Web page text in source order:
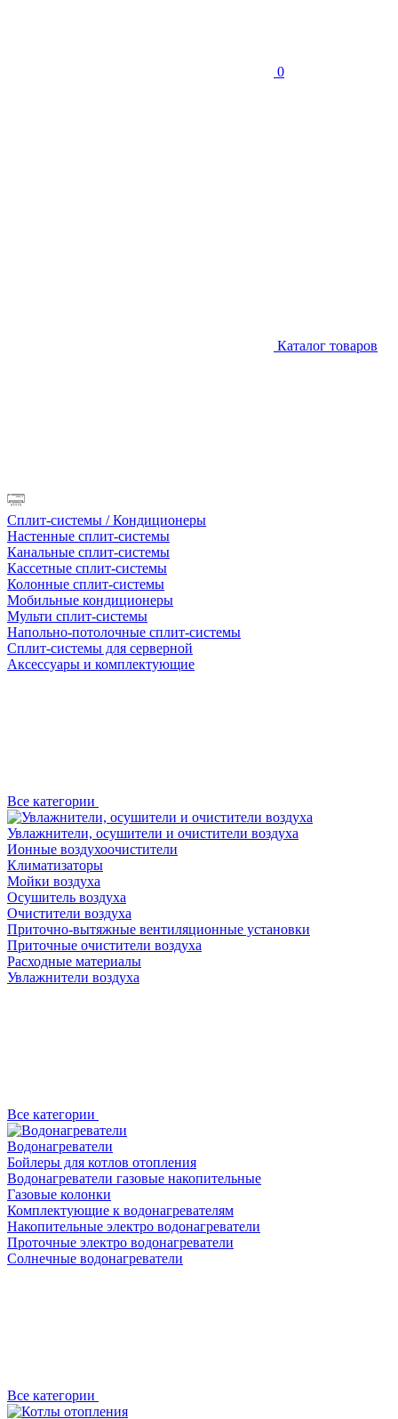
0
Каталог товаров
Сплит-системы / Кондиционеры
Настенные сплит-системы
Канальные сплит-системы
Кассетные сплит-системы
Колонные сплит-системы
Мобильные кондиционеры
Мульти сплит-системы
Напольно-потолочные сплит-системы
Сплит-системы для серверной
Аксессуары и комплектующие
Все категории
Увлажнители, осушители и очистители воздуха
Ионные воздухоочистители
Климатизаторы
Мойки воздуха
Осушитель воздуха
Очистители воздуха
Приточно-вытяжные вентиляционные установки
Приточные очистители воздуха
Расходные материалы
Увлажнители воздуха
Все категории
Водонагреватели
Бойлеры для котлов отопления
Водонагреватели газовые накопительные
Газовые колонки
Комплектующие к водонагревателям
Накопительные электро водонагреватели
Проточные электро водонагреватели
Солнечные водонагреватели
Все категории